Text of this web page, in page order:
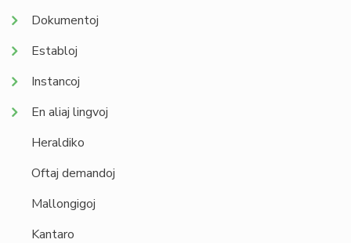
Dokumentoj
Establoj
Instancoj
En aliaj lingvoj
Heraldiko
Oftaj demandoj
Mallongigoj
Kantaro